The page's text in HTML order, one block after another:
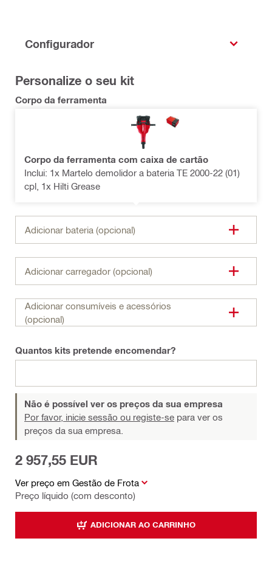
Configurador
Personalize o seu kit
Corpo da ferramenta
Corpo da ferramenta com caixa de cartão
Inclui: 1x Martelo demolidor a bateria TE 2000-22 (01)
cpl, 1x Hilti Grease
Adicionar bateria (opcional)
Adicionar carregador (opcional)
Adicionar consumíveis e acessórios
(opcional)
Quantos kits pretende encomendar?
Não é possível ver os preços da sua empresa
Por favor, inicie sessão ou registe-se para ver os
preços da sua empresa.
Ver preço em Gestão de Frota
Preço líquido (com desconto)
2 957,55 EUR
ADICIONAR AO CARRINHO